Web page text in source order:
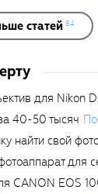
статей 84
для Nikon
40-50 тысяч
найти свой
для
CANON EOS